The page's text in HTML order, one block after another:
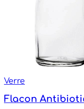
Verre
Flacon